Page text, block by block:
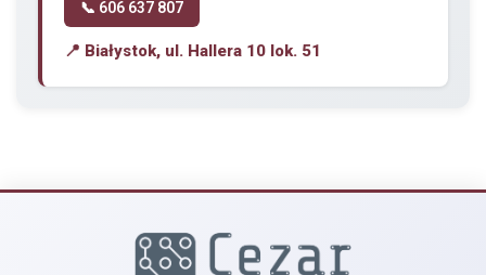
📞 606 637 807
📍 Białystok, ul. Hallera 10 lok. 51